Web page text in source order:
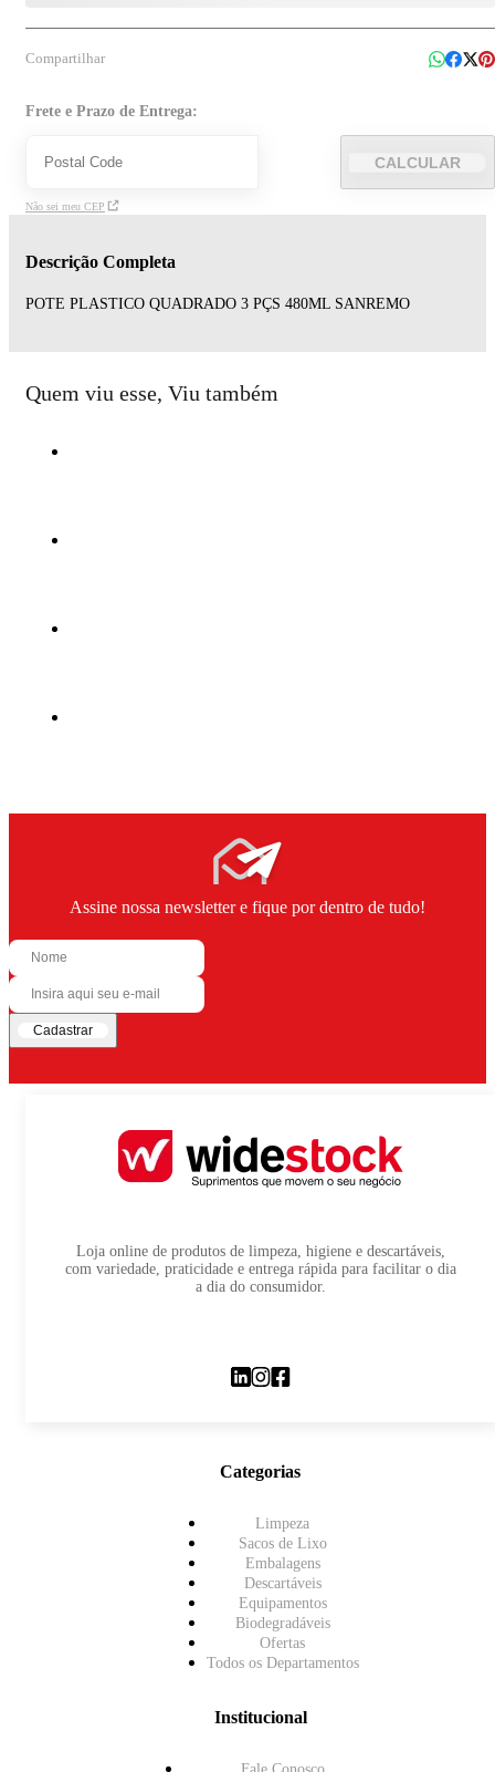
Compartilhar
Frete e Prazo de Entrega:
CALCULAR
Não sei meu CEP
Descrição Completa
POTE PLASTICO QUADRADO 3 PÇS 480ML SANREMO
Quem viu esse, Viu também
Assine nossa newsletter e fique por dentro de tudo!
Cadastrar
Loja online de produtos de limpeza, higiene e descartáveis,
com variedade, praticidade e entrega rápida para facilitar o dia
a dia do consumidor.
Categorias
Limpeza
Sacos de Lixo
Embalagens
Descartáveis
Equipamentos
Biodegradáveis
Ofertas
Todos os Departamentos
Institucional